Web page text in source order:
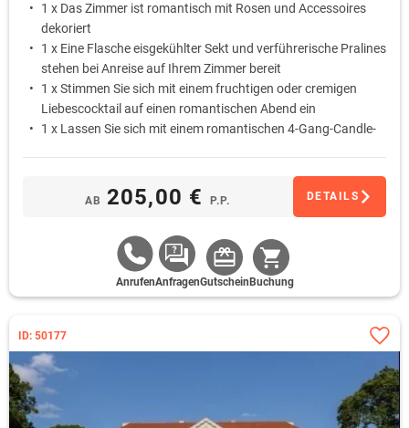
1 x Das Zimmer ist romantisch mit Rosen und Accessoires
dekoriert
1 x Eine Flasche eisgekühlter Sekt und verführerische Pralines
stehen bei Anreise auf Ihrem Zimmer bereit
1 x Stimmen Sie sich mit einem fruchtigen oder cremigen
Liebescocktail auf einen romantischen Abend ein
1 x Lassen Sie sich mit einem romantischen 4-Gang-Candle-
Frühstück wird Ihnen auf Wunsch als Bettfrühstück auf das
Zimmer gebracht
AB 205,00 € P.P. DETAILS
AnrufenAnfragenGutschein Buchung
ID: 50177